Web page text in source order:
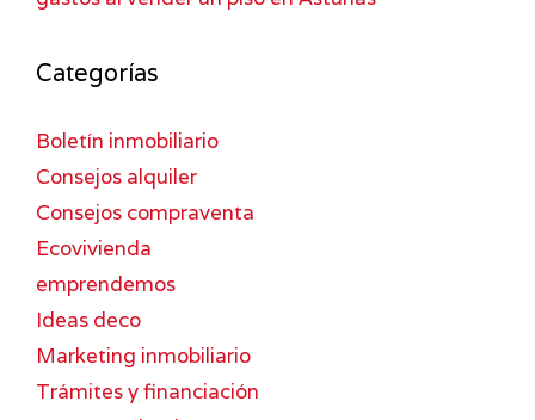
Categorías
Boletín inmobiliario
Consejos alquiler
Consejos compraventa
Ecovivienda
emprendemos
Ideas deco
Marketing inmobiliario
Trámites y financiación